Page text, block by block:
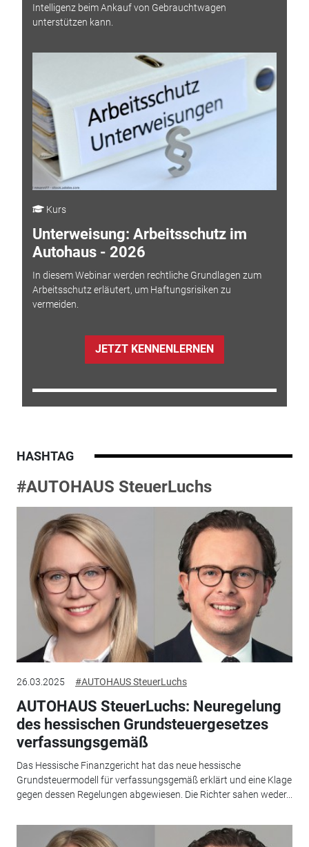
Intelligenz beim Ankauf von Gebrauchtwagen
unterstützen kann.
Kurs
Unterweisung: Arbeitsschutz im
Autohaus - 2026
In diesem Webinar werden rechtliche Grundlagen zum
Arbeitsschutz erläutert, um Haftungsrisiken zu
vermeiden.
JETZT KENNENLERNEN
HASHTAG
#AUTOHAUS SteuerLuchs
26.03.2025 #AUTOHAUS SteuerLuchs
AUTOHAUS SteuerLuchs: Neuregelung
des hessischen Grundsteuergesetzes
verfassungsgemäß
Das Hessische Finanzgericht hat das neue hessische
Grundsteuermodell für verfassungsgemäß erklärt und eine Klage
gegen dessen Regelungen abgewiesen. Die Richter sahen weder...